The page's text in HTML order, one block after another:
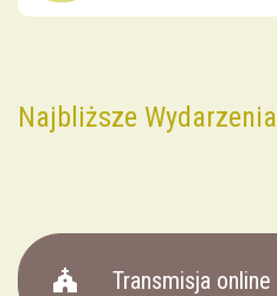
church Transmisja online
Najbliższe Wydarzenia